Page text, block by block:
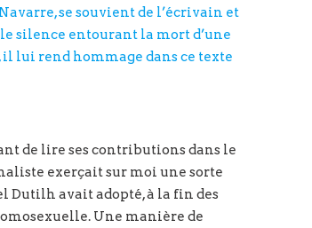
se souvient de l’écrivain et
silence entourant la mort d’une
il lui rend hommage dans ce texte
de lire ses contributions dans le
exerçait sur moi une sorte
Dutilh avait adopté, à la fin des
Une manière de